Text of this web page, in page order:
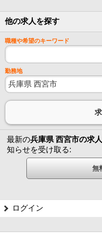
他の求人を探す
職種や希望のキーワード
勤務地
最新の兵庫県 西宮市の求人
知らせを受け取る:
ログイン